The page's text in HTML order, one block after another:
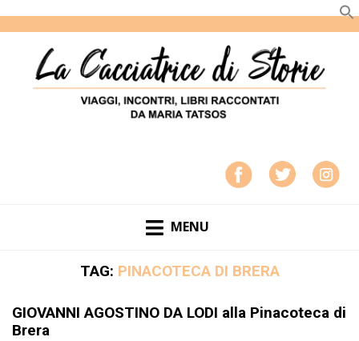
LA CACCIATRICE DI STORIE
VIAGGI, INCONTRI, LIBRI RACCONTATI DA MARIA
TATSOS
MENU
TAG: PINACOTECA DI BRERA
GIOVANNI AGOSTINO DA LODI alla Pinacoteca di
Brera